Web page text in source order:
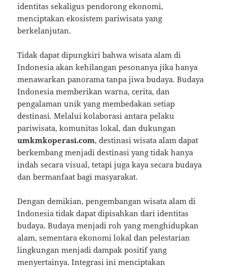
identitas sekaligus pendorong ekonomi,
menciptakan ekosistem pariwisata yang
berkelanjutan.
Tidak dapat dipungkiri bahwa wisata alam di
Indonesia akan kehilangan pesonanya jika hanya
menawarkan panorama tanpa jiwa budaya. Budaya
Indonesia memberikan warna, cerita, dan
pengalaman unik yang membedakan setiap
destinasi. Melalui kolaborasi antara pelaku
pariwisata, komunitas lokal, dan dukungan
umkmkoperasi.com, destinasi wisata alam dapat
berkembang menjadi destinasi yang tidak hanya
indah secara visual, tetapi juga kaya secara budaya
dan bermanfaat bagi masyarakat.
Dengan demikian, pengembangan wisata alam di
Indonesia tidak dapat dipisahkan dari identitas
budaya. Budaya menjadi roh yang menghidupkan
alam, sementara ekonomi lokal dan pelestarian
lingkungan menjadi dampak positif yang
menyertainya. Integrasi ini menciptakan